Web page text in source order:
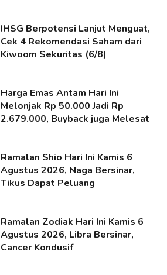
IHSG Berpotensi Lanjut Menguat,
Cek 4 Rekomendasi Saham dari
Kiwoom Sekuritas (6/8)
Harga Emas Antam Hari Ini
Melonjak Rp 50.000 Jadi Rp
2.679.000, Buyback juga Melesat
Ramalan Shio Hari Ini Kamis 6
Agustus 2026, Naga Bersinar,
Tikus Dapat Peluang
Ramalan Zodiak Hari Ini Kamis 6
Agustus 2026, Libra Bersinar,
Cancer Kondusif